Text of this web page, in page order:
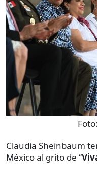
Foto:
Claudia Sheinbaum
México al grito de “